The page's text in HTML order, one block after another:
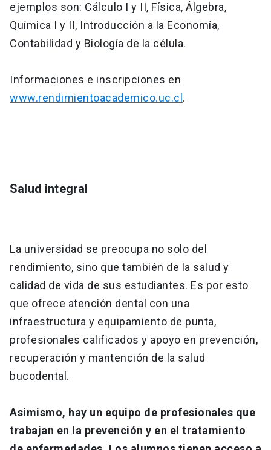
ejemplos son: Cálculo I y II, Física, Álgebra,
Química I y II, Introducción a la Economía,
Contabilidad y Biología de la célula.
Informaciones e inscripciones en
www.rendimientoacademico.uc.cl .
Salud integral
La universidad se preocupa no solo del
rendimiento, sino que también de la salud y
calidad de vida de sus estudiantes. Es por esto
que ofrece atención dental con una
infraestructura y equipamiento de punta,
profesionales calificados y apoyo en prevención,
recuperación y mantención de la salud
bucodental.
Asimismo, hay un equipo de profesionales que
trabajan en la prevención y en el tratamiento